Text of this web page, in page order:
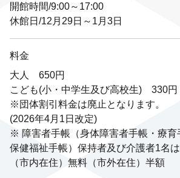
開館時間/9:00～17:00
休館日/12月29日～1月3日
料金
大人 650円
こども(小・中学生及び高校生) 330円
※団体割引料金は廃止となります。
(2026年4月1日改定)
※ 障害者手帳（身体障害者手帳・療育
保健福祉手帳）保持者及び介護者1名は
（市内在住）無料（市外在住）半額